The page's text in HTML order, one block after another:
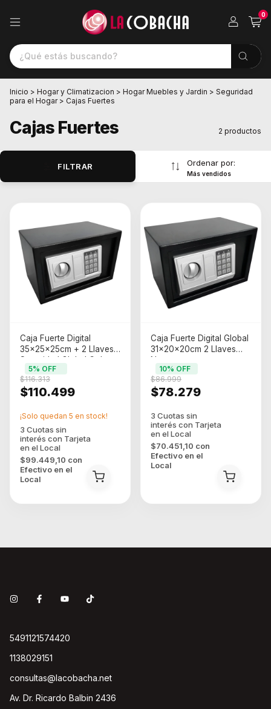
0
Inicio > Hogar y Climatizacion > Hogar Muebles y Jardin > Seguridad
para el Hogar > Cajas Fuertes
Cajas Fuertes 2 productos
FILTRAR Ordenar por:
Más vendidos
Caja Fuerte Digital
35x25x25cm + 2 Llaves
Seguridad Global Color
Negro
$110.499
$116.313
5% OFF
$99.449,10 con
Efectivo en el
Local
¡Solo quedan 5 en stock!
Caja Fuerte Digital Global
31x20x20cm 2 Llaves
Negro
$78.279
$86.999
10% OFF
$70.451,10 con
Efectivo en el
Local
5491121574420
1138029151
consultas@lacobacha.net
Av. Dr. Ricardo Balbin 2436